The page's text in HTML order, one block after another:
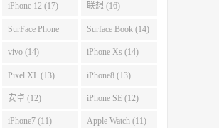
iPhone 12 (17) 联想 (16)
SurFace Phone
(14)
Surface Book (14)
vivo (14) iPhone Xs (14)
Pixel XL (13) iPhone8 (13)
安卓 (12) iPhone SE (12)
iPhone7 (11) Apple Watch (11)